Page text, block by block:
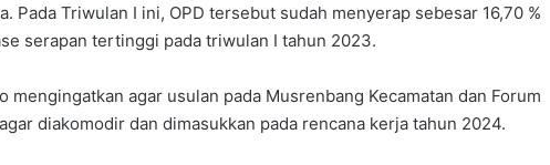
Pada Triwulan I ini, OPD tersebut sudah menyerap sebesar 16,70 %
serapan tertinggi pada triwulan I tahun 2023.
mengingatkan agar usulan pada Musrenbang Kecamatan dan Forum
diakomodir dan dimasukkan pada rencana kerja tahun 2024.